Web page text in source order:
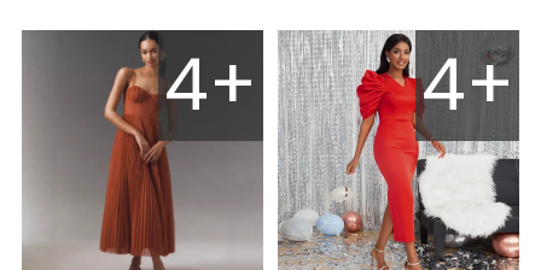
4+
4+